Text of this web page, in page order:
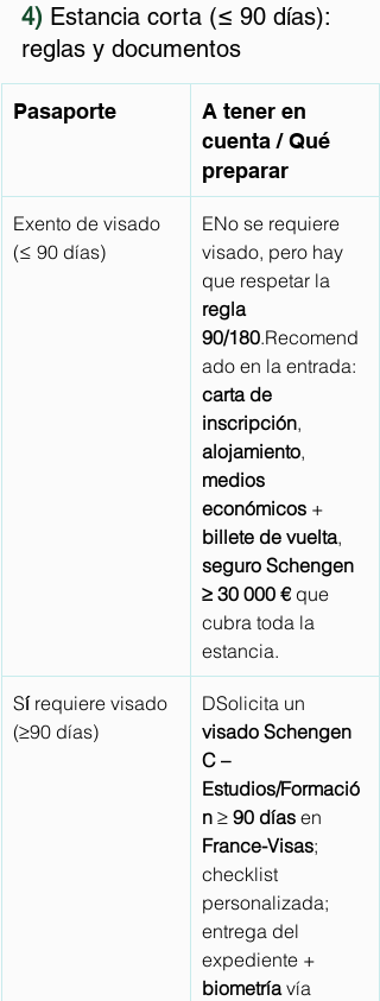
4) Estancia corta (≤ 90 días):
reglas y documentos
Pasaporte
A tener en
cuenta / Qué
preparar
Exento de visado
(≤ 90 días)
ENo se requiere
visado, pero hay
que respetar la
regla
90/180.Recomend
ado en la entrada:
carta de
inscripción,
alojamiento,
medios
económicos +
billete de vuelta,
seguro Schengen
≥ 30 000 € que
cubra toda la
estancia.
Sí requiere visado
(≥90 días)
DSolicita un
visado Schengen
C –
Estudios/Formació
n ≥ 90 días en
France-Visas;
checklist
personalizada;
entrega del
expediente +
biometría vía